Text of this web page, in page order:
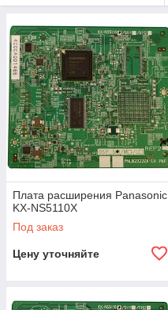
Плата расширения Panasonic
KX-NS5110X
Под заказ
Цену уточняйте